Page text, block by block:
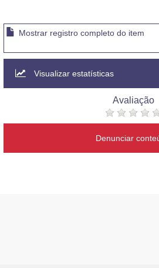
Mostrar registro completo do item
Visualizar estatísticas
Avaliação
Denunciar